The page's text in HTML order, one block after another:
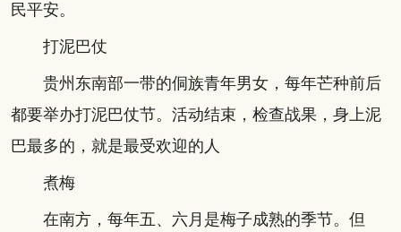
民平安。
打泥巴仗
贵州东南部一带的侗族青年男女，每年芒种前后
都要举办打泥巴仗节。活动结束，检查战果，身上泥
巴最多的，就是最受欢迎的人
煮梅
在南方，每年五、六月是梅子成熟的季节。但